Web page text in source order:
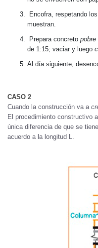
Encofra, respetando
muestran.
Prepara concreto pobre
de 1:15; vaciar y luego
Al día siguiente,
CASO 2
Cuando la construcción va a
El procedimiento constructivo
única diferencia de que se
acuerdo a la longitud L.